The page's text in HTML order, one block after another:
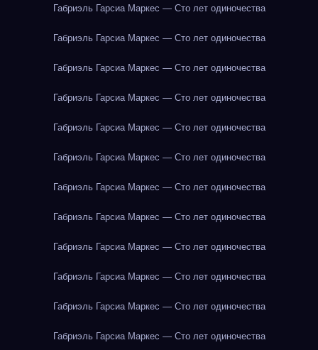
Габриэль Гарсиа Маркес — Сто лет одиночества
Габриэль Гарсиа Маркес — Сто лет одиночества
Габриэль Гарсиа Маркес — Сто лет одиночества
Габриэль Гарсиа Маркес — Сто лет одиночества
Габриэль Гарсиа Маркес — Сто лет одиночества
Габриэль Гарсиа Маркес — Сто лет одиночества
Габриэль Гарсиа Маркес — Сто лет одиночества
Габриэль Гарсиа Маркес — Сто лет одиночества
Габриэль Гарсиа Маркес — Сто лет одиночества
Габриэль Гарсиа Маркес — Сто лет одиночества
Габриэль Гарсиа Маркес — Сто лет одиночества
Габриэль Гарсиа Маркес — Сто лет одиночества